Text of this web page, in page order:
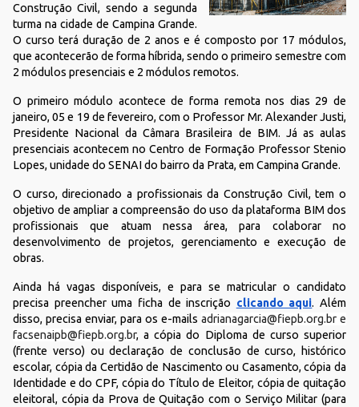
Construção Civil, sendo a segunda
turma na cidade de Campina Grande.
O curso terá duração de 2 anos e é composto por 17 módulos,
que acontecerão de forma híbrida, sendo o primeiro semestre com
2 módulos presenciais e 2 módulos remotos.
O primeiro módulo acontece de forma remota nos dias 29 de
janeiro, 05 e 19 de fevereiro, com o Professor Mr. Alexander Justi,
Presidente Nacional da Câmara Brasileira de BIM. Já as aulas
presenciais acontecem no Centro de Formação Professor Stenio
Lopes, unidade do SENAI do bairro da Prata, em Campina Grande.
O curso, direcionado a profissionais da Construção Civil, tem o
objetivo de ampliar a compreensão do uso da plataforma BIM dos
profissionais que atuam nessa área, para colaborar no
desenvolvimento de projetos, gerenciamento e execução de
obras.
Ainda há vagas disponíveis, e para se matricular o candidato
precisa preencher uma ficha de inscrição clicando aqui. Além
disso, precisa enviar, para os e-mails adrianagarcia@fiepb.org.br e
facsenaipb@fiepb.org.br, a cópia do Diploma de curso superior
(frente verso) ou declaração de conclusão de curso, histórico
escolar, cópia da Certidão de Nascimento ou Casamento, cópia da
Identidade e do CPF, cópia do Título de Eleitor, cópia de quitação
eleitoral, cópia da Prova de Quitação com o Serviço Militar (para